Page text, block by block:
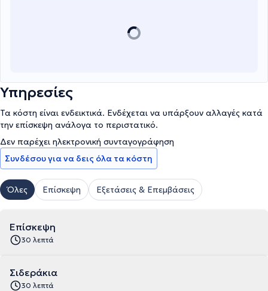
Υπηρεσίες
Τα κόστη είναι ενδεικτικά. Ενδέχεται να υπάρξουν αλλαγές κατά
την επίσκεψη ανάλογα το περιστατικό.
Δεν παρέχει ηλεκτρονική συνταγογράφηση
Συνδέσου για να δεις όλα τα κόστη
Όλες Επίσκεψη Εξετάσεις & Επεμβάσεις
Επίσκεψη
30 λεπτά
Σιδεράκια
30 λεπτά